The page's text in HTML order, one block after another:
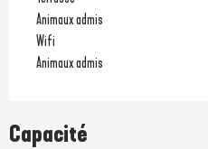
Animaux admis
Wifi
Animaux admis
Capacité